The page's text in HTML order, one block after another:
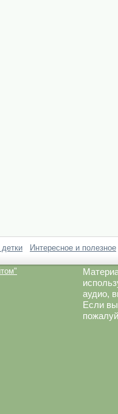
Интересное и полезное
аудио,
Если вы